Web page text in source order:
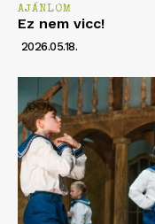
AJÁNLOM
Ez nem vicc!
2026.05.18.